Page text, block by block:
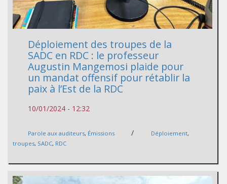
Déploiement des troupes de la
SADC en RDC : le professeur
Augustin Mangemosi plaide pour
un mandat offensif pour rétablir la
paix à l’Est de la RDC
10/01/2024 - 12:32
Parole aux auditeurs, Émissions / Déploiement,
troupes, SADC, RDC